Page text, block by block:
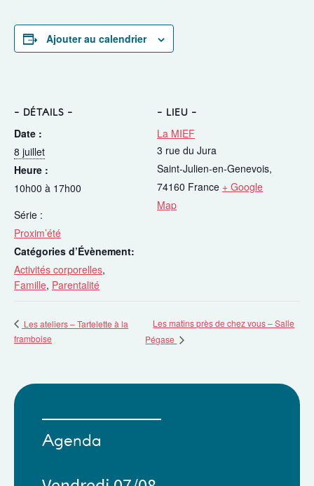
Ajouter au calendrier
DÉTAILS
Date :
8 juillet
Heure :
10h00 à 17h00
Série :
Proxim’été
Catégories d’Évènement:
Activités corporelles,
Famille, Parentalité
LIEU
La MIEF
3 rue du Jura
Saint-Julien-en-Genevois,
74160 France + Google
Map
Les ateliers – Tartelette à la
framboise
Les matins près de chez vous – Salle
Pégase
Agenda